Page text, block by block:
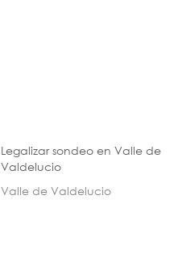
Legalizar sondeo en Valle de
Valdelucio
Valle de Valdelucio